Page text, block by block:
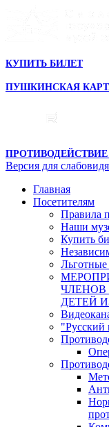
КУПИТЬ БИЛЕТ
ПУШКИНСКАЯ
Версия для
Главная
Посетителям
Правила
Наши
Купить
Льготные
ЧЛЕНОВ
ДЕТЕЙ
"Русский